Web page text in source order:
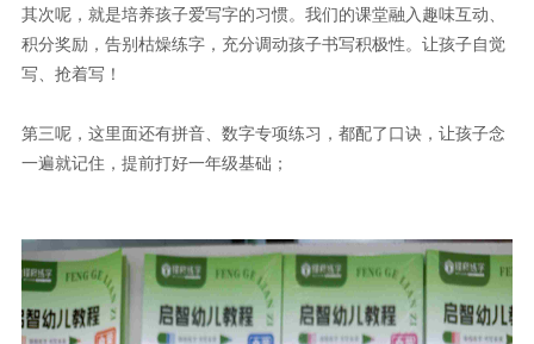
其次呢， 就是培养孩子爱写字的习惯。 我们的课堂融入趣味互动、
积分奖励，告别枯燥练字，充分调动孩子书写积极性。 让孩子自觉
写、抢着写！
第三呢， 这里面还有拼音、数字专项练习 ， 都配了口诀， 让孩子念
一遍就记住 ， 提前打好一年级基础；